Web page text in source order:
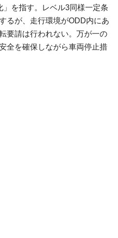
」を指す。レベル3同様一定条
るが、走行環境がODD内にあ
要請は行われない。万が一の
全を確保しながら車両停止措